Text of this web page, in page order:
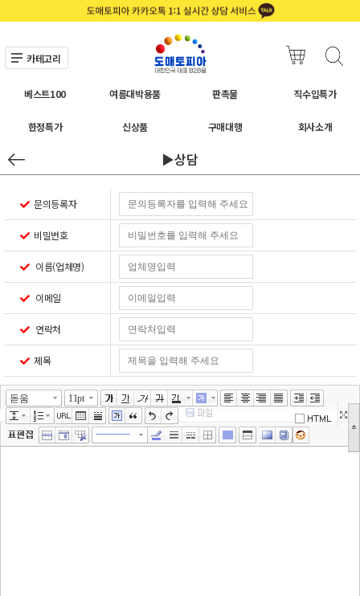
카테고리
베스트100 여름대박용품 판촉물 직수입특가
한정특가 신상품 구매대행 회사소개
▶상담
문의등록자
비밀번호
이름(업체명)
이메일
연락처
제목
돋움 11pt